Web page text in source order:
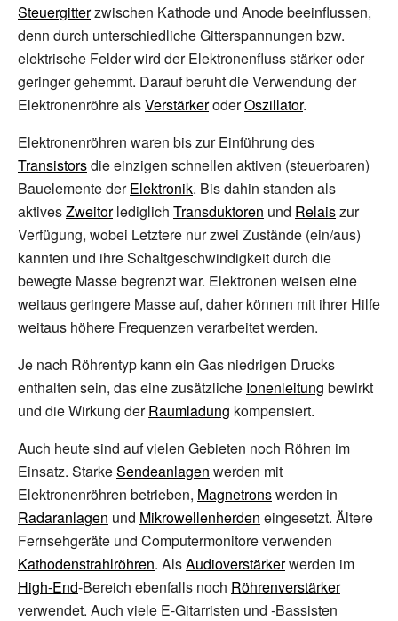
Steuergitterzwischen Kathode und Anode beeinflussen,
denn durch unterschiedliche Gitterspannungen bzw.
elektrische Felder wird der Elektronenfluss stärker oder
geringer gehemmt. Darauf beruht die Verwendung der
Elektronenröhre alsVerstärkeroderOszillator.
Elektronenröhren waren bis zur Einführung des
Transistorsdie einzigen schnellen aktiven (steuerbaren)
Bauelemente derElektronik. Bis dahin standen als
aktivesZweitorlediglich Transduktoren und Relaiszur
Verfügung, wobei Letztere nur zwei Zustände (ein/aus)
kannten und ihre Schaltgeschwindigkeit durch die
bewegte Masse begrenzt war. Elektronen weisen eine
weitaus geringere Masse auf, daher können mit ihrer Hilfe
weitaus höhere Frequenzen verarbeitet werden.
Je nach Röhrentyp kann ein Gas niedrigen Drucks
enthalten sein, das eine zusätzliche Ionenleitung bewirkt
und die Wirkung derRaumladung kompensiert.
Auch heute sind auf vielen Gebieten noch Röhren im
Einsatz. StarkeSendeanlagen werden mit
Elektronenröhren betrieben, Magnetronswerden in
Radaranlagen und Mikrowellenherden eingesetzt. Ältere
Fernsehgeräte und Computermonitore verwenden
Kathodenstrahlröhren. AlsAudioverstärkerwerden im
High-End-Bereich ebenfalls noch Röhrenverstärker
verwendet. Auch viele E-Gitarristen und -Bassisten